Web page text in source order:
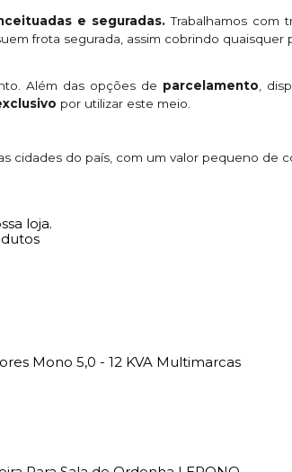
e seguradas. Trabalhamos com
frota segurada, assim cobrindo
Além das opções de parcelamento,
por utilizar este meio.
cidades do país, com um valor pequeno de
loja.
Mono 5,0 - 12 KVA Multimarcas